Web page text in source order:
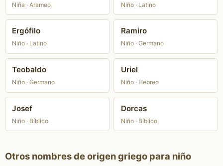
Niña · Arameo Niño · Latino
Ergófilo
Niño · Latino
Ramiro
Niño · Germano
Teobaldo
Niño · Germano
Uriel
Niño · Hebreo
Josef
Niño · Bíblico
Dorcas
Niño · Bíblico
Otros nombres de origen griego para niño